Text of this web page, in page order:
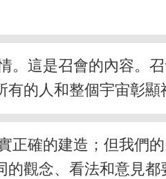
。這是召會的內容。
的人和整個宇宙彰顯
正確的建造；但我們
觀念、看法和意見